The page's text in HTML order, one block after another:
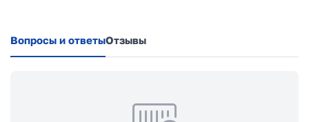
Вопросы и ответыОтзывы